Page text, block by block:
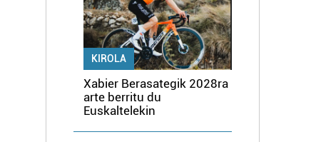
KIROLA
Xabier Berasategik 2028ra
arte berritu du
Euskaltelekin